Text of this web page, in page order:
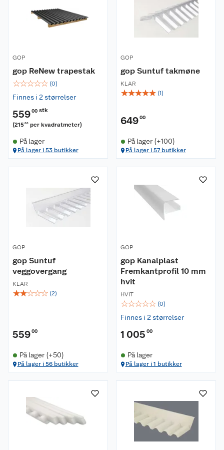
GOP
gop ReNew trapestak
☆☆☆☆☆ (0)
Finnes i 2 størrelser
55900 stk
(21500 per kvadratmeter)
På lager
På lager i 53 butikker
GOP
gop Suntuf takmøne
KLAR
☆☆☆☆☆ (1)
64900
På lager (+100)
På lager i 57 butikker
GOP
gop Suntuf
veggovergang
KLAR
☆☆☆☆☆ (2)
55900
På lager (+50)
På lager i 56 butikker
GOP
gop Kanalplast
Fremkantprofil 10 mm
hvit
HVIT
☆☆☆☆☆ (0)
Finnes i 2 størrelser
1 005 00
På lager
På lager i 1 butikker